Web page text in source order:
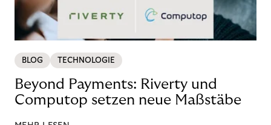
BLOG TECHNOLOGIE
Beyond Payments: Riverty und
Computop setzen neue Maßstäbe